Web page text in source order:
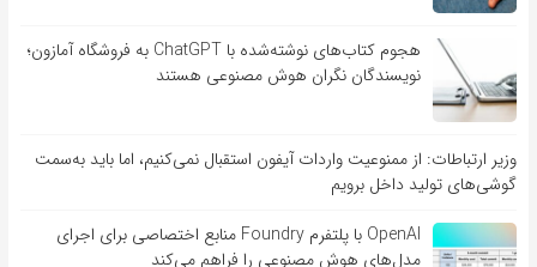
هجوم کتاب‌های نوشته‌شده با ChatGPT به فروشگاه آمازون؛
نویسندگان نگران هوش مصنوعی هستند
وزیر ارتباطات: از ممنوعیت واردات آیفون استقبال نمی‌کنیم، اما باید به‌سمت
گوشی‌های تولید داخل برویم
OpenAI با پلتفرم Foundry منابع اختصاصی برای اجرای
مدل‌های هوش مصنوعی را فراهم می‌کند